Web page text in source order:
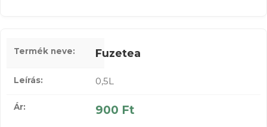
Fuzetea
0,5L
900 Ft